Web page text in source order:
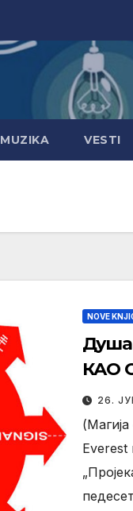
MUZIKA VESTI
NOVE
КАО
26.